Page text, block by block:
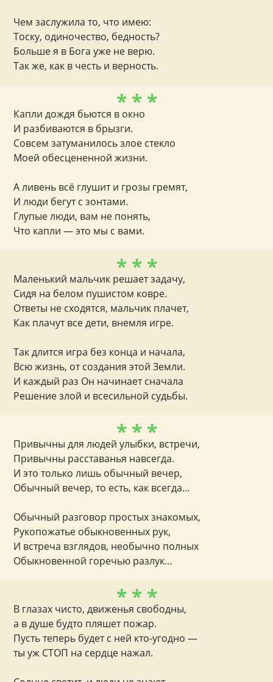
Чем заслужила то, что имею:
Тоску, одиночество, бедность?
Больше я в Бога уже не верю.
Так же, как в честь и верность.
* * *
Капли дождя бьются в окно
И разбиваются в брызги.
Совсем затуманилось злое стекло
Моей обесцененной жизни.
А ливень всё глушит и грозы гремят,
И люди бегут с зонтами.
Глупые люди, вам не понять,
Что капли — это мы с вами.
* * *
Маленький мальчик решает задачу,
Сидя на белом пушистом ковре.
Ответы не сходятся, мальчик плачет,
Как плачут все дети, внемля игре.
Так длится игра без конца и начала,
Всю жизнь, от создания этой Земли.
И каждый раз Он начинает сначала
Решение злой и всесильной судьбы.
* * *
Привычны для людей улыбки, встречи,
Привычны расставанья навсегда.
И это только лишь обычный вечер,
Обычный вечер, то есть, как всегда…
Обычный разговор простых знакомых,
Рукопожатье обыкновенных рук,
И встреча взглядов, необычно полных
Обыкновенной горечью разлук…
* * *
В глазах чисто, движенья свободны,
а в душе будто пляшет пожар.
Пусть теперь будет с ней кто-угодно —
ты уж СТОП на сердце нажал.